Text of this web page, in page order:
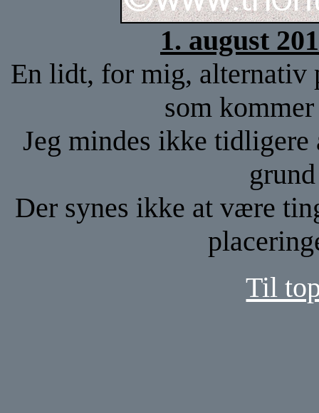
1. august
En lidt, for mig,
som
Jeg mindes ikke
Der synes ikke at være
Til